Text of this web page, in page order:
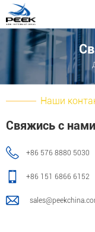
Наши
Свяжись с нами
+86 576 8880 5030
+86 151 6866 6152